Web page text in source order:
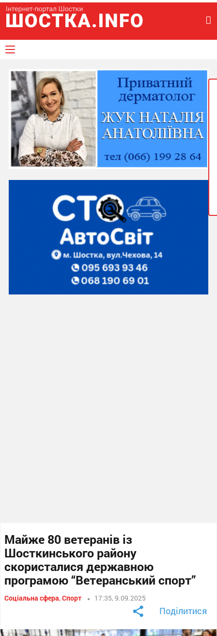
Майже 80 ветеранів із
Шосткинського району
скористалися державною
програмою “Ветеранський спорт”
Соціальна сфера,Спорт 17:35, 9.09.2025
Поділитися